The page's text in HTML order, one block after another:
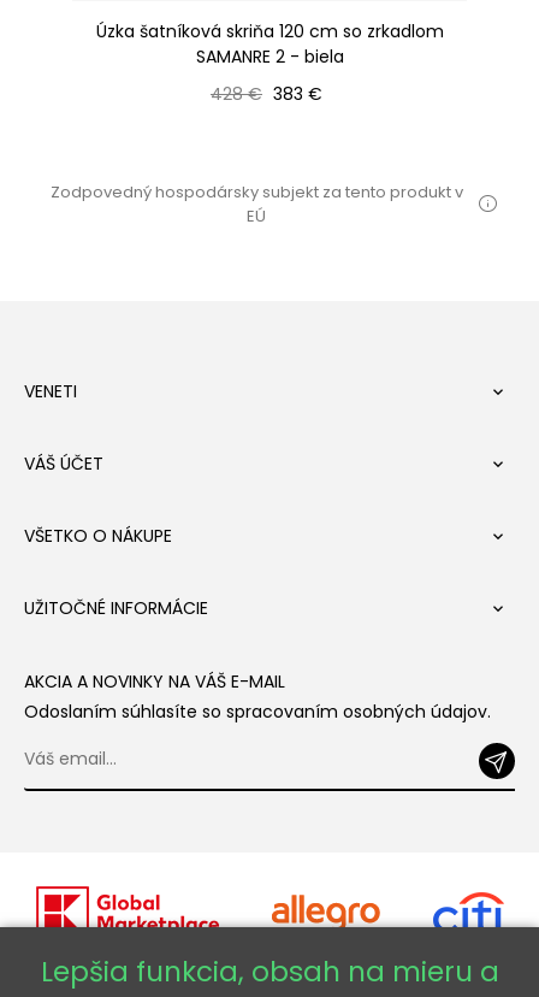
Úzka šatníková skriňa 120 cm so zrkadlom
SAMANRE 2 - biela
Bežná cena
428 € Cena
383 €
Zodpovedný hospodársky subjekt za tento produkt v
EÚ
VENETI 
VÁŠ ÚČET 
VŠETKO O NÁKUPE 
UŽITOČNÉ INFORMÁCIE 
AKCIA A NOVINKY NA VÁŠ E-MAIL
Odoslaním súhlasíte so spracovaním osobných údajov.
Lepšia funkcia, obsah na mieru a